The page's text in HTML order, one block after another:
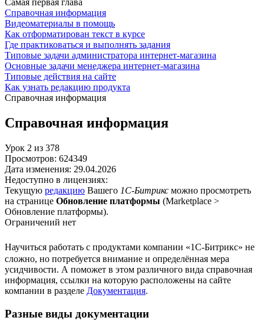
Самая первая глава
Справочная информация
Видеоматериалы в помощь
Как отформатирован текст в курсе
Где практиковаться и выполнять задания
Типовые задачи администратора интернет-магазина
Основные задачи менеджера интернет-магазина
Типовые действия на сайте
Как узнать редакцию продукта
Справочная информация
Справочная информация
Урок 2 из 378
Просмотров: 624349
Дата изменения: 29.04.2026
Недоступно в лицензиях:
Текущую редакцию Вашего 1С-Битрикс можно просмотреть
на странице Обновление платформы (Marketplace >
Обновление платформы).
Ограничений нет
Научиться работать с продуктами компании «1С-Битрикс» не
сложно, но потребуется внимание и определённая мера
усидчивости. А поможет в этом различного вида справочная
информация, ссылки на которую расположены на сайте
компании в разделе Документация.
Разные виды документации